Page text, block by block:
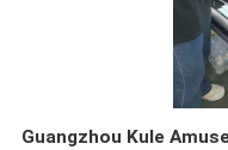
Guangzhou Kule